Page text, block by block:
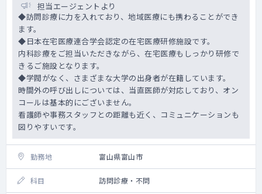
担当エージェントより
◆訪問診療に力を入れており、地域医療にも携わることができ
ます。
◆日本在宅医療連合学会認定の在宅医療研修施設です。
内科診療をご担当いただきながら、在宅医療もしっかり研修で
きるご施設となります。
◆学閥がなく、さまざまな大学の出身者が在籍しています。
時間外の呼び出しについては、当直医師が対応しており、オン
コールは基本的にございません。
看護師や事務スタッフとの距離も近く、コミュニケーションも
図りやすいです。
勤務地 富山県富山市
科目 訪問診療・不問